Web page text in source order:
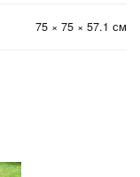
75 × 75 × 57.1 см